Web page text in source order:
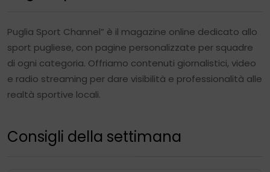
Puglia Sport Channel” è il magazine online dedicato allo
sport pugliese, con pagine personalizzate per squadre
di ogni categoria. Offriamo contenuti giornalistici, video
e radio streaming per dare visibilità e professionalità alle
realtà sportive locali.
Consigli della settimana